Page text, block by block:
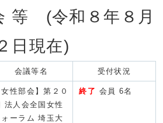
等 (令和８年８月
日現在)
会議等名 受付状況
女性部会】第２０
法人会全国女性
ォーラム 埼玉大
終了 会員 6名